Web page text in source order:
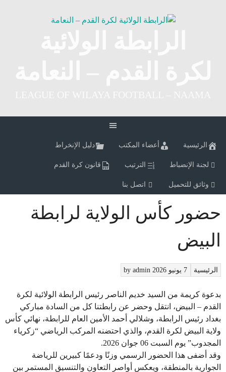
الرئيسية أعضاء المكتب دليل الإنخراط
لجنة الإنضباط الترتيب قانون كرة القدم
وثائق للتحميل اتصل بنا
حضور كأس الولاية لرابطة
البيض
الرئيسية 7 يونيو 2026 byadmin
بدعوة كريمة من السيد خديم الناصر رئيس الرابطة الولائية لكرة
القدم – البيض، انتقل وحضر عن رابطتنا كل من السادة مباركي
بغداد رئيس الرابطة، وشلالي أحمد الأمين العام للرابطة، نهائي كأس
ولاية البيض لكرة القدم، والذي احتضنه المركب الرياضي “زكرياء
المجدوب” يوم السبت 06 جوان 2026.
وقد أضفى هذا الحضور الرسمي وزنًا ودعمًا كبيرين للرياضة
الجوارية بالمنطقة، ويعكس أواصر التعاون والتنسيق المستمر بين